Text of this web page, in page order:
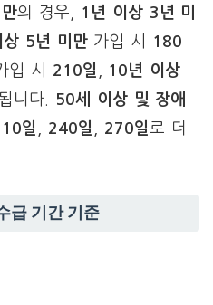
의 경우,
1년 이상 3년 미
5년 미만가입 시
180
입 시 210일
10년 이상
니다.
50세 이상 및 장애
일 240일 270일로 더
급 기간 기준